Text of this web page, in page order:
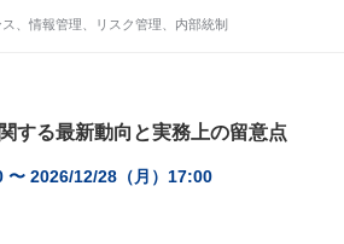
情報管理 リスク管理 内部統制
関する最新動向と実務上の留意点
〜 2026/12/28（月）17:00